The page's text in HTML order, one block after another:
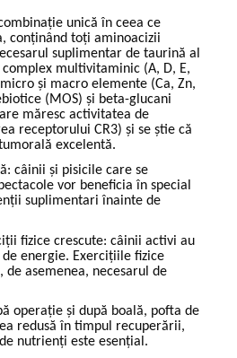
unică în ceea ce
conținând toți aminoacizii
suplimentar de taurină al
complex multivitaminic (A, D, E,
și macro elemente (Ca, Zn,
(MOS) și beta-glucani
măresc activitatea de
receptorului CR3) și se știe că
excelentă.
câinii și pisicile care se
vor beneficia în special
suplimentari înainte de
fizice crescute: câinii activi au
energie. Exercițiile fizice
de asemenea, necesarul de
operație și după boală, pofta de
redusă în timpul recuperării,
nutrienți este esențial.